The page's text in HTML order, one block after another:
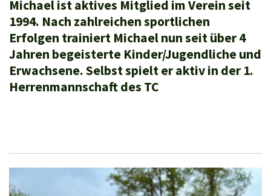
Michael ist aktives Mitglied im Verein seit
1994. Nach zahlreichen sportlichen
Erfolgen trainiert Michael nun seit über 4
Jahren begeisterte Kinder/Jugendliche und
Erwachsene. Selbst spielt er aktiv in der 1.
Herrenmannschaft des TC